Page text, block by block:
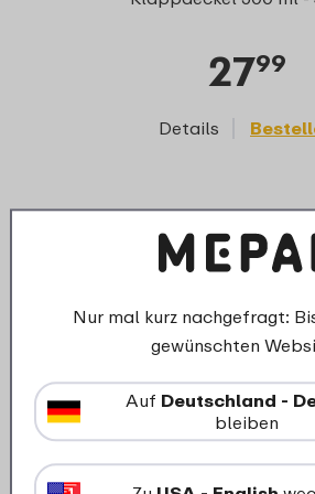
2799
Details
Ersatzteile für
Nur mal kurz nachgefragt:
gewünschten
Auf Deutschland -
bleiben